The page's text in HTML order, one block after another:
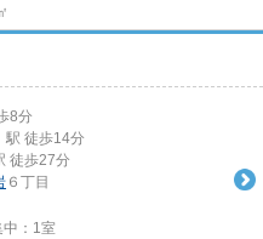
8分
駅 徒歩14分
徒歩27分
６丁目
： 1室